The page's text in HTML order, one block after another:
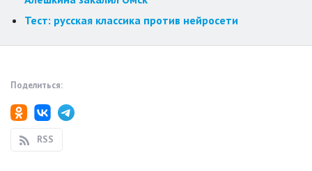
Тест: русская классика против нейросети
Поделиться:
RSS